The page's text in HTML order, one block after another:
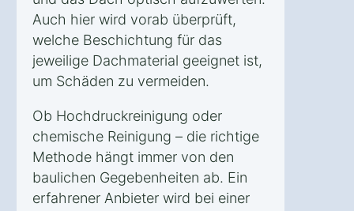
Auch hier wird vorab überprüft,
welche Beschichtung für das
jeweilige Dachmaterial geeignet ist,
um Schäden zu vermeiden.
Ob Hochdruckreinigung oder
chemische Reinigung – die richtige
Methode hängt immer von den
baulichen Gegebenheiten ab. Ein
erfahrener Anbieter wird bei einer